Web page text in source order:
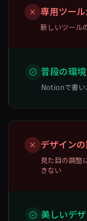
専用ツー
新しいツール
普段の環
Notionで書い
デザイン
見た目の調整
きない
美しいデ